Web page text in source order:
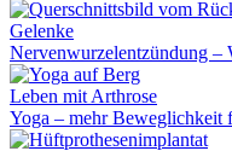
Gelenke
Nervenwurzelentzündung –
Leben mit Arthrose
Yoga – mehr Beweglichkeit